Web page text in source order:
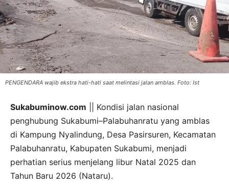
PENGENDARA wajib ekstra hati-hati saat melintasi jalan amblas. Foto: Ist
Sukabuminow.com || Kondisi jalan nasional
penghubung Sukabumi–Palabuhanratu yang amblas
di Kampung Nyalindung, Desa Pasirsuren, Kecamatan
Palabuhanratu, Kabupaten Sukabumi, menjadi
perhatian serius menjelang libur Natal 2025 dan
Tahun Baru 2026 (Nataru).